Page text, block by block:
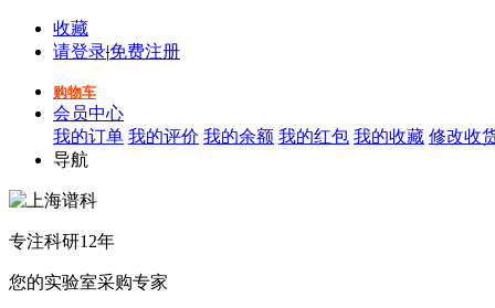
收藏
请登录|免费注册
购物车
会员中心
我的订单 我的评价 我的余额 我的红包 我的收藏 修改收
导航
专注科研12年
您的实验室采购专家